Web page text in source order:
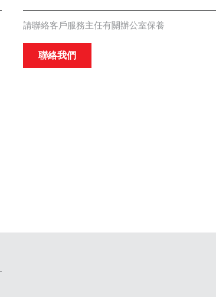
請聯絡客戶服務主任有關辦公室保養
聯絡我們